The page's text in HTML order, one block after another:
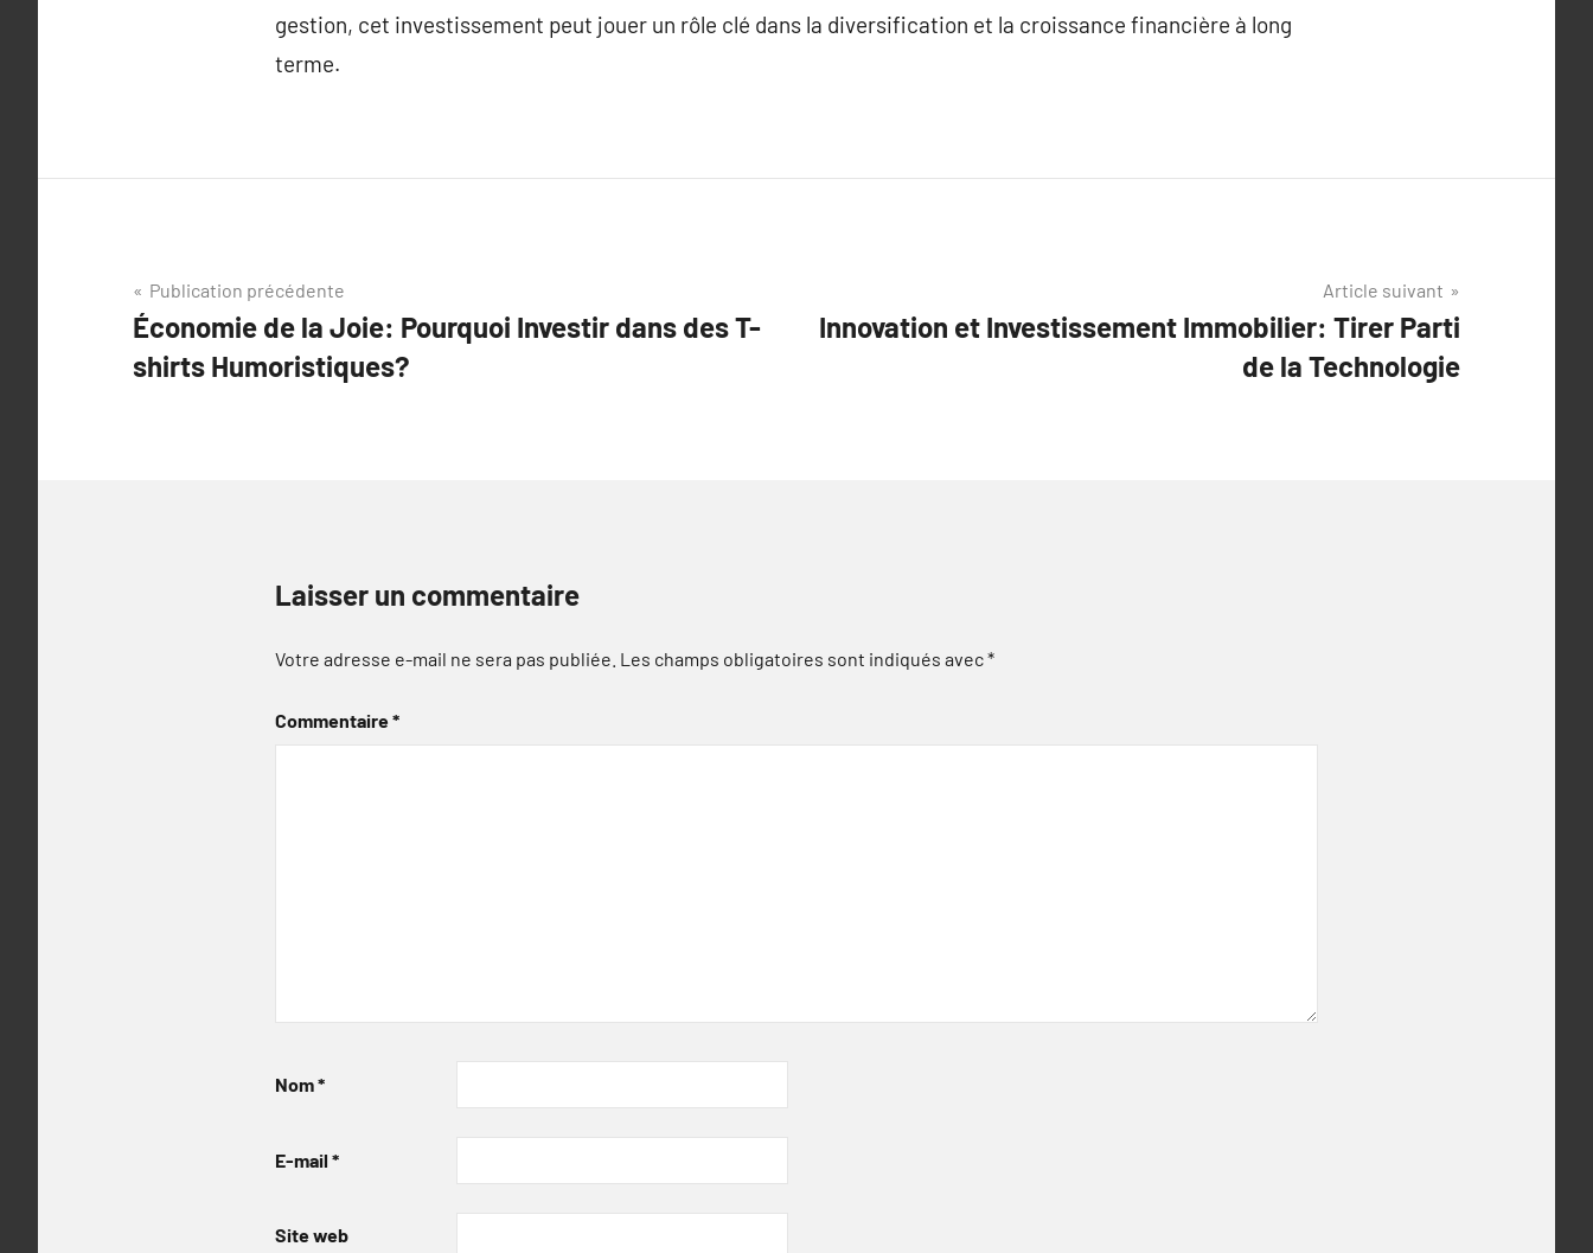
gestion, cet investissement peut jouer un rôle clé dans la diversification et la croissance financière à long
terme.
Navigation
de
l’article
Publication précédente
Économie de la Joie: Pourquoi Investir dans des T-
shirts Humoristiques?
Article suivant
Innovation et Investissement Immobilier: Tirer Parti
de la Technologie
Laisser un commentaire
Votre adresse e-mail ne sera pas publiée. Les champs obligatoires sont indiqués avec*
Commentaire*
Nom*
E-mail *
Site web